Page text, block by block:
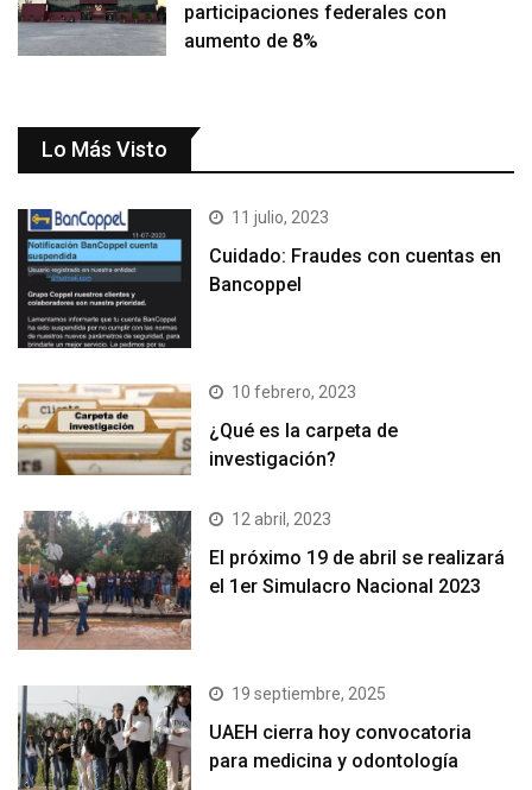
participaciones federales con
aumento de 8%
Lo Más Visto
11 julio, 2023
Cuidado: Fraudes con cuentas en
Bancoppel
10 febrero, 2023
¿Qué es la carpeta de
investigación?
12 abril, 2023
El próximo 19 de abril se realizará
el 1er Simulacro Nacional 2023
19 septiembre, 2025
UAEH cierra hoy convocatoria
para medicina y odontología